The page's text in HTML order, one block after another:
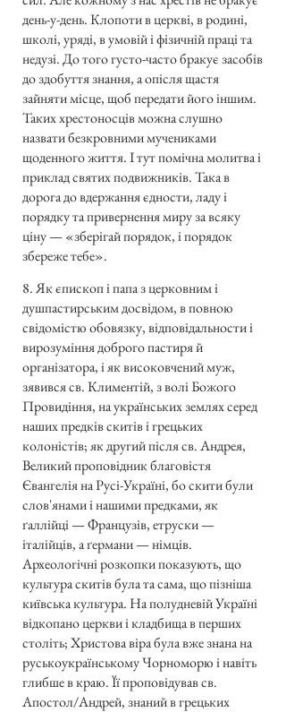
день-у-день. Клопоти в церкві, в родині,
школі, уряді, в умовій і фізичній праці та
недузі. До того густо-часто бракує засобів
до здобуття знання, а опісля щастя
зайняти місце, щоб передати його іншим.
Таких хрестоносців можна слушно
назвати безкровними мучениками
щоденного життя. І тут помічна молитва і
приклад святих подвижників. Така в
дорога до вдержання єдности, ладу і
порядку та привернення миру за всяку
ціну — «зберігай порядок, і порядок
збереже тебе».
8. Як єпископ і папа з церковним і
душпастирським досвідом, в повною
свідомістю обовязку, відповідальности і
вирозуміння доброго пастиря й
організатора, і як високовчений муж,
зявився св. Климентій, з волі Божого
Провидіння, на українських землях серед
наших предків скитів і грецьких
колоністів; як другий після св. Андрея,
Великий проповідник благовістя
Євангелія на Русі-Україні, бо скити були
слов'янами і нашими предками, як
ґаллійці — Французів, етруски —
італійців, а ґермани — німців.
Археологічні розкопки показують, що
культура скитів була та сама, що пізніша
київська культура. На полудневій Україні
відкопано церкви і кладбища в перших
століть; Христова віра була вже знана на
руськоукраїнському Чорноморю і навіть
глибше в краю. Її проповідував св.
Апостол/Андрей, знаний в грецьких